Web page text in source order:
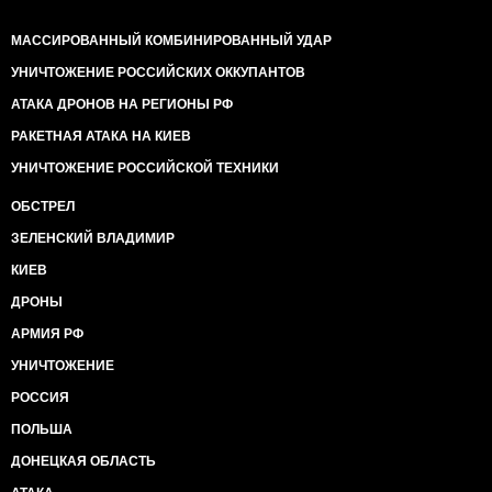
МАССИРОВАННЫЙ КОМБИНИРОВАННЫЙ УДАР
УНИЧТОЖЕНИЕ РОССИЙСКИХ ОККУПАНТОВ
АТАКА ДРОНОВ НА РЕГИОНЫ РФ
РАКЕТНАЯ АТАКА НА КИЕВ
УНИЧТОЖЕНИЕ РОССИЙСКОЙ ТЕХНИКИ
ОБСТРЕЛ
ЗЕЛЕНСКИЙ ВЛАДИМИР
КИЕВ
ДРОНЫ
АРМИЯ РФ
УНИЧТОЖЕНИЕ
РОССИЯ
ПОЛЬША
ДОНЕЦКАЯ ОБЛАСТЬ